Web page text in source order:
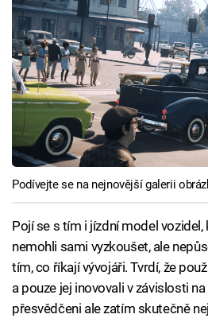
Podívejte se na nejnovější galerii
Pojí se s tím i jízdní model
nemohli sami vyzkoušet, ale
tím, co říkají vývojáři. Tvrdí, že
a pouze jej inovovali v závislosti
přesvědčeni ale zatím skutečně